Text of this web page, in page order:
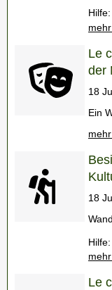
Hilfe:
Le
der
18
Ein
18
Hilfe:
Le